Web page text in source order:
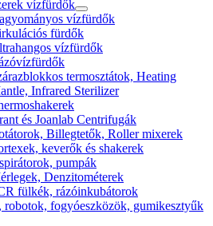
vízfürdők
vízfürdők
fürdők
vízfürdők
termosztátok, Heating
Infrared Sterilizer
és Joanlab Centrifugák
Billegtetők, Roller mixerek
keverők és shakerek
pumpák
Denzitométerek
fülkék, rázóinkubátorok
robotok, fogyóeszközök, gumikesztyűk